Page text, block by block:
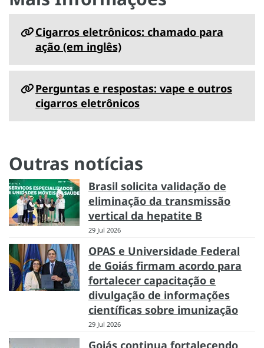
Cigarros eletrônicos: chamado para
ação (em inglês)
Perguntas e respostas: vape e outros
cigarros eletrônicos
Outras notícias
Brasil solicita validação de
eliminação da transmissão
vertical da hepatite B
29 Jul 2026
OPAS e Universidade Federal
de Goiás firmam acordo para
fortalecer capacitação e
divulgação de informações
científicas sobre imunização
29 Jul 2026
Goiás continua fortalecendo